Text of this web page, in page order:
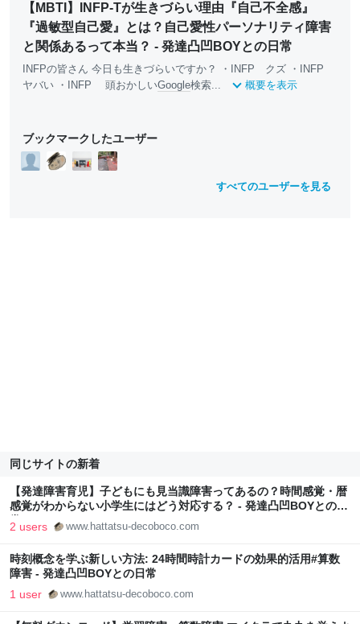
【MBTI】INFP-Tが生きづらい理由『自己不全感』
『過敏型自己愛』とは？自己愛性パーソナリティ障害
と関係あるって本当？ - 発達凸凹BOYとの日常
INFPの皆さん 今日も生きづらいですか？ ・INFP クズ ・INFP
ヤバい ・INFP 頭おかしいGoogle検索... 概要を表示
ブックマークしたユーザー
すべてのユーザーを見る
同じサイトの新着
【発達障害育児】子どもにも見当識障害ってあるの？時間感覚・暦
感覚がわからない小学生にはどう対応する？ - 発達凸凹BOYとの日
常
2 users www.hattatsu-decoboco.com
時刻概念を学ぶ新しい方法: 24時間時計カードの効果的活用#算数
障害 - 発達凸凹BOYとの日常
1 user www.hattatsu-decoboco.com